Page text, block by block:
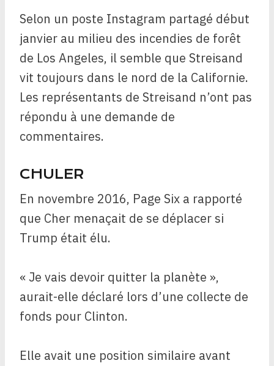
Selon un poste Instagram partagé début
janvier au milieu des incendies de forêt
de Los Angeles, il semble que Streisand
vit toujours dans le nord de la Californie.
Les représentants de Streisand n’ont pas
répondu à une demande de
commentaires.
CHULER
En novembre 2016, Page Six a rapporté
que Cher menaçait de se déplacer si
Trump était élu.
« Je vais devoir quitter la planète »,
aurait-elle déclaré lors d’une collecte de
fonds pour Clinton.
Elle avait une position similaire avant